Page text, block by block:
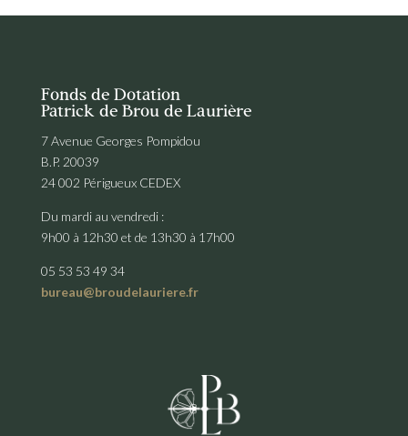
Fonds de Dotation
Patrick de Brou de Laurière
7 Avenue Georges Pompidou
B.P. 20039
24 002 Périgueux CEDEX
Du mardi au vendredi :
9h00 à 12h30 et de 13h30 à 17h00
05 53 53 49 34
bureau@broudelauriere.fr